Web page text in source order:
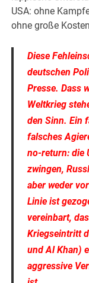
USA: ohne
ohne große
Diese
deutschen
Presse. Dass
Weltkrieg
den Sinn. Ein
falsches
no-return: die
zwingen,
aber weder
Linie ist
vereinbart,
Kriegseintritt
und Al Khan)
aggressive